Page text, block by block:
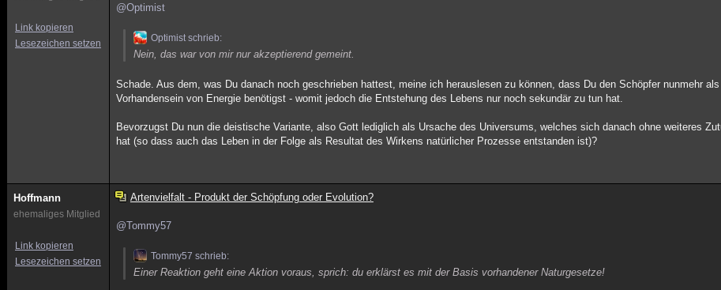
Link kopieren
Lesezeichen setzen
@Optimist
Optimist schrieb:
Nein, das war von mir nur akzeptierend gemeint.
Schade. Aus dem, was Du danach noch geschrieben hattest, meine ich herauslesen zu können, dass Du den Schöpfer nunmehr
Vorhandensein von Energie benötigst - womit jedoch die Entstehung des Lebens nur noch sekundär zu tun hat.
Bevorzugst Du nun die deistische Variante, also Gott lediglich als Ursache des Universums, welches sich danach ohne weiteres
hat (so dass auch das Leben in der Folge als Resultat des Wirkens natürlicher Prozesse entstanden ist)?
Hoffmann
ehemaliges Mitglied
Link kopieren
Lesezeichen setzen
Artenvielfalt - Produkt der Schöpfung oder Evolution?
@Tommy57
Tommy57 schrieb:
Einer Reaktion geht eine Aktion voraus, sprich: du erklärst es mit der Basis vorhandener Naturgesetze!